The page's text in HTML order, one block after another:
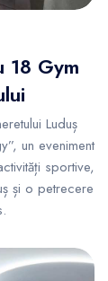
18 Gym
Luduș
un eveniment
sportive,
și o petrecere